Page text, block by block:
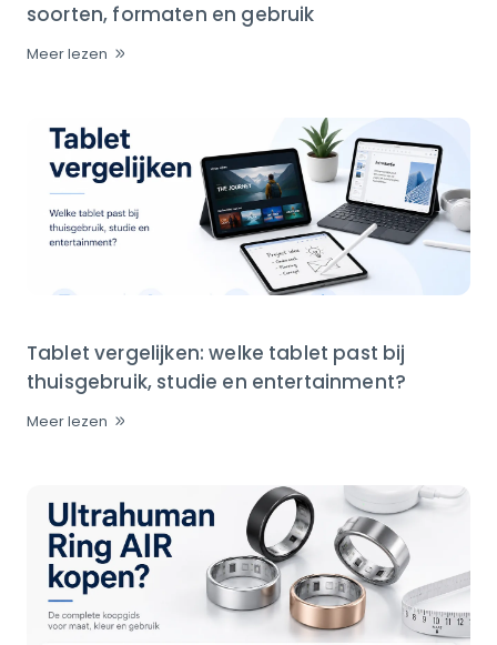
soorten, formaten en gebruik
Meer lezen
Tablet vergelijken: welke tablet past bij
thuisgebruik, studie en entertainment?
Meer lezen